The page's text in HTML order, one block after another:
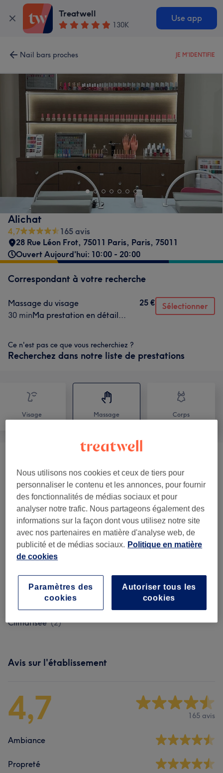
Treatwell
130K
Use app
Nail bars proches JE M'IDENTIFIE
Alichat
4,7
165 avis
28 Rue Léon Frot, 75011 Paris, Paris, 75011
Ouvert Aujourd'hui: 10:00 - 20:00
Correspondant à votre recherche
Massage du visage
30 minMa prestation en détail...
25 € Sélectionner
Ce n'est pas ce que vous recherchiez ?
Recherchez dans notre liste de prestations
Visage Massage Corps
💆🏻‍♀️Massage Bien-être Salle
Climatisée (6)
à partir de 45 €
💃🏻 DRAINAGE LYMPHATIQUE
Massage Manuel +
Madérotherapie
(5)
à partir de 65 €
🦵🏻Cure Minceur : Maderotherapie
Salle Climatisée (5 )
👙Massage Minceur Salle
Climatisée (2)
Avis sur l'établissement
4,7 165 avis
Ambiance
Propreté
Nous utilisons nos cookies et ceux de tiers pour
personnaliser le contenu et les annonces, pour fournir
des fonctionnalités de médias sociaux et pour
analyser notre trafic. Nous partageons également des
informations sur la façon dont vous utilisez notre site
avec nos partenaires en matière d'analyse web, de
publicité et de médias sociaux. Politique en matière
de cookies
Autoriser tous les
cookies
Paramètres des
cookies